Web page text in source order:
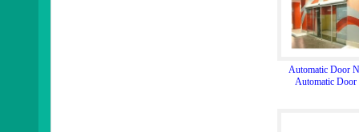
Automatic Door
Automatic Door